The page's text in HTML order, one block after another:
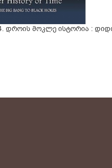
დროის მოკლე ისტორია :